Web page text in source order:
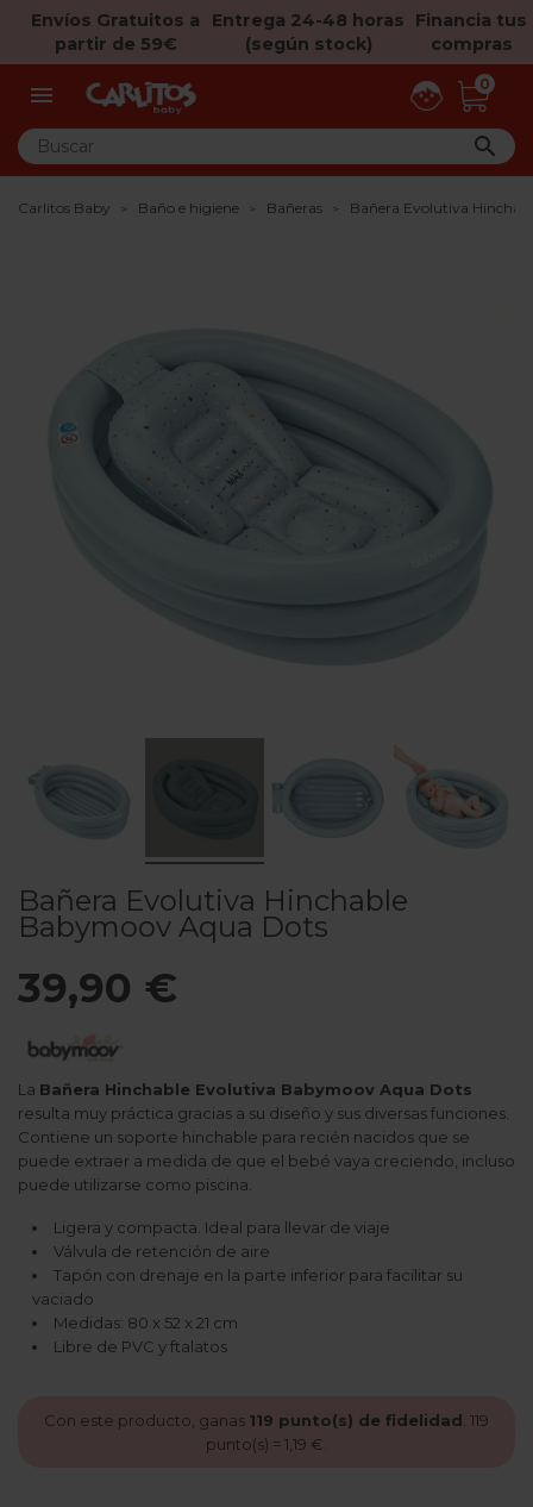
Envíos Gratuitos a
partir de 59€
Entrega 24-48 horas
(según stock)
Financia tus
compras
 0

Carlitos Baby Baño e higiene Bañeras Bañera Evolutiva
Bañera Evolutiva Hinchable
Babymoov Aqua Dots
39,90 €
La Bañera Hinchable Evolutiva Babymoov Aqua Dots
resulta muy práctica gracias a su diseño y sus diversas funciones.
Contiene un soporte hinchable para recién nacidos que se
puede extraer a medida de que el bebé vaya creciendo, incluso
puede utilizarse como piscina.
Ligera y compacta. Ideal para llevar de viaje
Válvula de retención de aire
Tapón con drenaje en la parte inferior para facilitar su
vaciado
Medidas: 80 x 52 x 21 cm
Libre de PVC y ftalatos
Con este producto, ganas 119 punto(s) de fidelidad 119
punto(s) = 1,19 €